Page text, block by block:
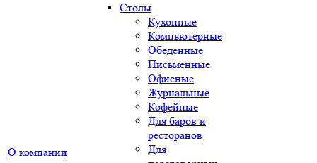
О компании
Столы
Кухонные
Компьютерные
Обеденные
Письменные
Офисные
Журнальные
Кофейные
Для баров и
ресторанов
Для